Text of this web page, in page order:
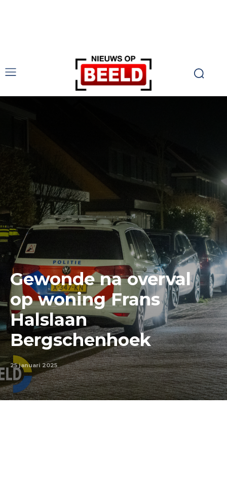
Gewonde na overval
op woning Frans
Halslaan
Bergschenhoek
25 januari 2025